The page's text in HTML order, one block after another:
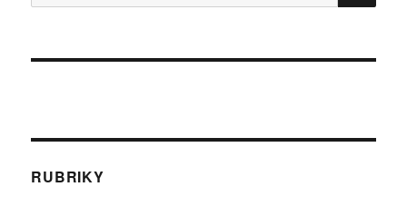
hodiny
RUBRIKY